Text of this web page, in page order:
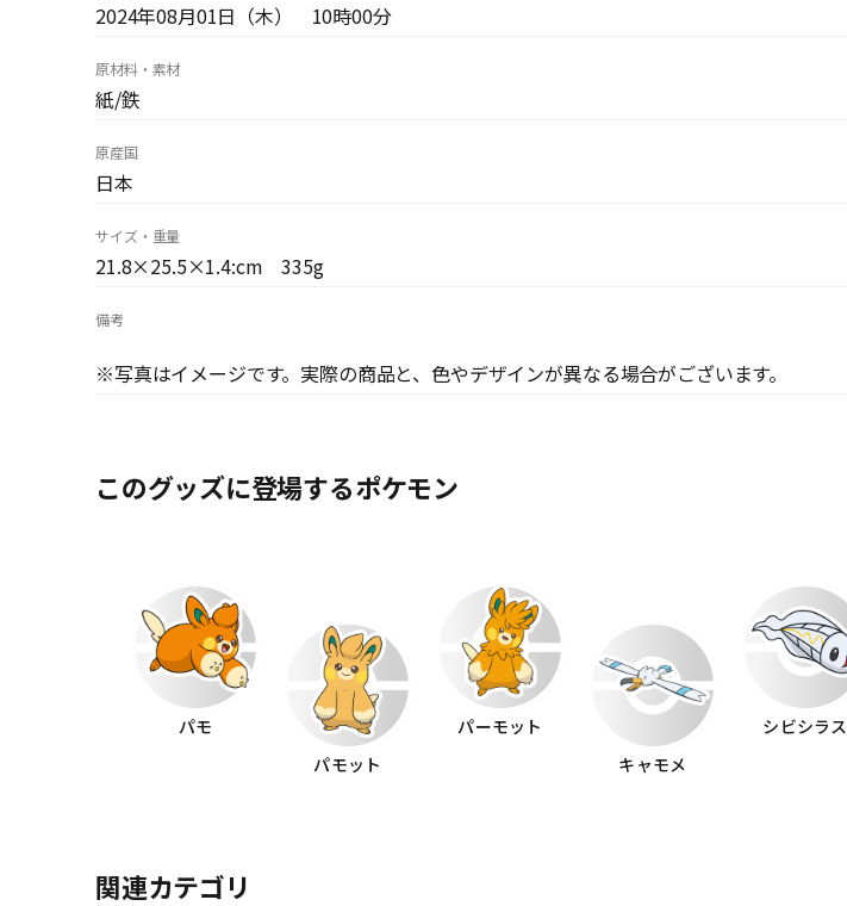
2024年08月01日（木） 10時00分
原材料・素材
紙/鉄
原産国
日本
サイズ・重量
21.8×25.5×1.4:cm 335g
備考
※写真はイメージです。実際の商品と、色やデザインが異なる場合がございます。
このグッズに登場するポケモン
パモ
パモット
パーモット
キャモメ
シビシラス
関連カテゴリ